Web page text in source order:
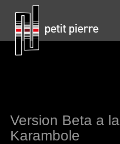
Version Beta a la
Karambole